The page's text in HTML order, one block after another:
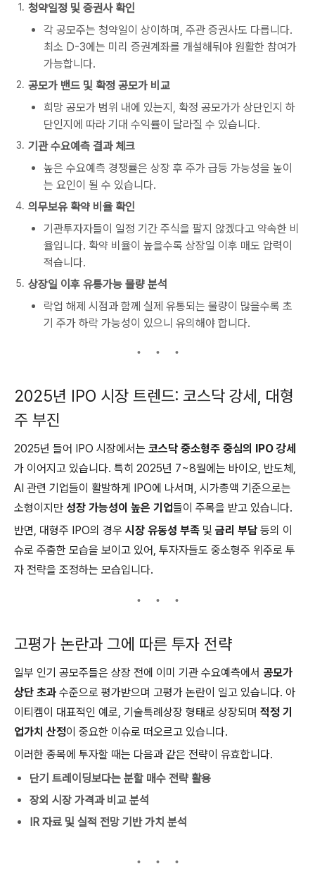
청약일정 및 증권사 확인
각 공모주는 청약일이 상이하며, 주관 증권사도 다릅니다.
최소 D-3에는 미리 증권계좌를 개설해둬야 원활한 참여가
가능합니다.
공모가 밴드 및 확정 공모가 비교
희망 공모가 범위 내에 있는지, 확정 공모가가 상단인지 하
단인지에 따라 기대 수익률이 달라질 수 있습니다.
기관 수요예측 결과 체크
높은 수요예측 경쟁률은 상장 후 주가 급등 가능성을 높이
는 요인이 될 수 있습니다.
의무보유 확약 비율 확인
기관투자자들이 일정 기간 주식을 팔지 않겠다고 약속한 비
율입니다. 확약 비율이 높을수록 상장일 이후 매도 압력이
적습니다.
상장일 이후 유통가능 물량 분석
락업 해제 시점과 함께 실제 유통되는 물량이 많을수록 초
기 주가 하락 가능성이 있으니 유의해야 합니다.
2025년 IPO 시장 트렌드: 코스닥 강세, 대형
주 부진
2025년 들어 IPO 시장에서는 코스닥 중소형주 중심의 IPO 강세
가 이어지고 있습니다. 특히 2025년 7~8월에는 바이오, 반도체,
AI 관련 기업들이 활발하게 IPO에 나서며, 시가총액 기준으로는
소형이지만 성장 가능성이 높은 기업들이 주목을 받고 있습니다.
반면, 대형주 IPO의 경우 시장 유동성 부족 및 금리 부담 등의 이
슈로 주춤한 모습을 보이고 있어, 투자자들도 중소형주 위주로 투
자 전략을 조정하는 모습입니다.
고평가 논란과 그에 따른 투자 전략
일부 인기 공모주들은 상장 전에 이미 기관 수요예측에서 공모가
상단 초과 수준으로 평가받으며 고평가 논란이 일고 있습니다. 아
이티켐이 대표적인 예로, 기술특례상장 형태로 상장되며 적정 기
업가치 산정이 중요한 이슈로 떠오르고 있습니다.
이러한 종목에 투자할 때는 다음과 같은 전략이 유효합니다.
단기 트레이딩보다는 분할 매수 전략 활용
장외 시장 가격과 비교 분석
IR 자료 및 실적 전망 기반 가치 분석